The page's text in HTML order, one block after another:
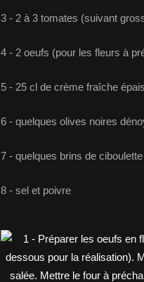
3 - 2 à 3 tomates (suivant
4 - 2 oeufs (pour les fleurs à
5 - 25 cl de crème fraîche
6 - quelques olives noires
7 - quelques brins de
8 - sel et poivre